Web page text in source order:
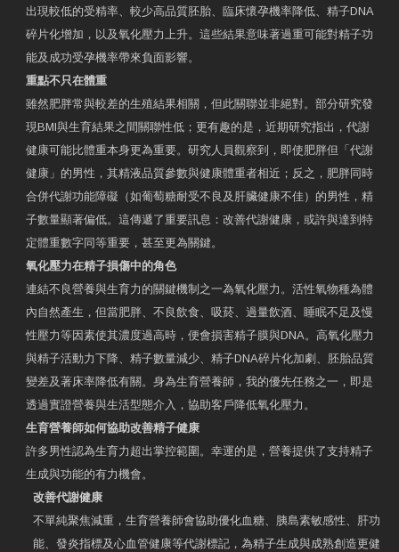
出現較低的受精率、較少高品質胚胎、臨床懷孕機率降低、精子DNA
碎片化增加，以及氧化壓力上升。這些結果意味著過重可能對精子功
能及成功受孕機率帶來負面影響。
重點不只在體重
雖然肥胖常與較差的生殖結果相關，但此關聯並非絕對。部分研究發
現BMI與生育結果之間關聯性低；更有趣的是，近期研究指出，代謝
健康可能比體重本身更為重要。研究人員觀察到，即使肥胖但「代謝
健康」的男性，其精液品質參數與健康體重者相近；反之，肥胖同時
合併代謝功能障礙（如葡萄糖耐受不良及肝臟健康不佳）的男性，精
子數量顯著偏低。這傳遞了重要訊息：改善代謝健康，或許與達到特
定體重數字同等重要，甚至更為關鍵。
氧化壓力在精子損傷中的角色
連結不良營養與生育力的關鍵機制之一為氧化壓力。活性氧物種為體
內自然產生，但當肥胖、不良飲食、吸菸、過量飲酒、睡眠不足及慢
性壓力等因素使其濃度過高時，便會損害精子膜與DNA。高氧化壓力
與精子活動力下降、精子數量減少、精子DNA碎片化加劇、胚胎品質
變差及著床率降低有關。身為生育營養師，我的優先任務之一，即是
透過實證營養與生活型態介入，協助客戶降低氧化壓力。
生育營養師如何協助改善精子健康
許多男性認為生育力超出掌控範圍。幸運的是，營養提供了支持精子
生成與功能的有力機會。
改善代謝健康
不單純聚焦減重，生育營養師會協助優化血糖、胰島素敏感性、肝功
能、發炎指標及心血管健康等代謝標記，為精子生成與成熟創造更健